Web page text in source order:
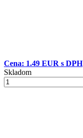
Cena: 1.49 EUR s DPH
Skladom